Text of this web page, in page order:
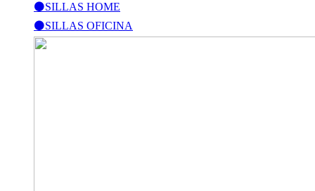
⚫SILLAS HOME
⚫SILLAS OFICINA